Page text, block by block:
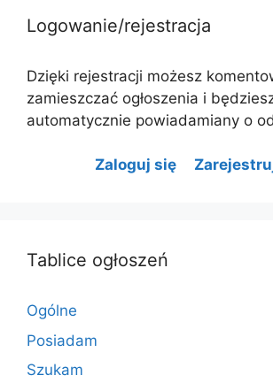
Logowanie/rejestracja
Dzięki rejestracji możesz
zamieszczać ogłoszenia i
automatycznie powiadamiany o
Zaloguj się
Tablice ogłoszeń
Ogólne
Posiadam
Szukam